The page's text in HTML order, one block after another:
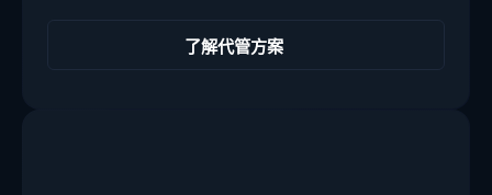
了解代管方案